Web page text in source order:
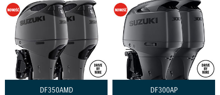
DF350AMD DF300AP